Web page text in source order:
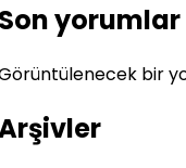
yorumlar
bir